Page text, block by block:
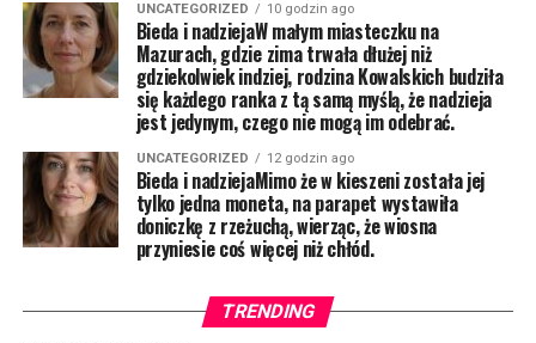
UNCATEGORIZED 10 godzin ago
Bieda i nadziejaW małym miasteczku na
Mazurach, gdzie zima trwała dłużej niż
gdziekolwiek indziej, rodzina Kowalskich budziła
się każdego ranka z tą samą myślą, że nadzieja
jest jedynym, czego nie mogą im odebrać.
UNCATEGORIZED 12 godzin ago
Bieda i nadziejaMimo że w kieszeni została jej
tylko jedna moneta, na parapet wystawiła
doniczkę z rzeżuchą, wierząc, że wiosna
przyniesie coś więcej niż chłód.
TRENDING